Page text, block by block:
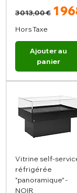
Prix
3 013,00 € 1
Hors Taxe
Ajouter au
panier
Vitrine self-
réfrigérée
"panoramique" -
NOIR